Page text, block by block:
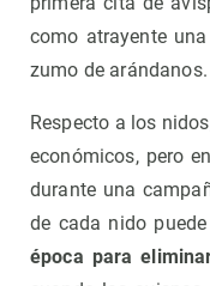
como atrayente
zumo de arándanos.
Respecto a los
económicos, pero
durante una
de cada nido
época para